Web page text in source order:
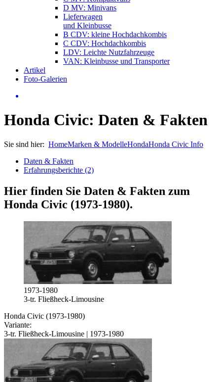
D MV: Minivans
Lieferwagen
und Kleinbusse
B CDV: kleine Hochdachkombis
C CDV: Hochdachkombis
LDV: Leichte Nutzfahrzeuge
VAN: Kleinbusse und Transporter
Artikel
Foto-Galerien
Honda Civic: Daten & Fakten
Sie sind hier: HomeMarken & ModelleHondaHonda Civic Info
Daten & Fakten
Erfahrungsberichte (2)
Hier finden Sie Daten & Fakten zum
Honda Civic (1973-1980).
1973-1980
3-tr. Fließheck-Limousine
Honda Civic (1973-1980)
Variante:
3-tr. Fließheck-Limousine | 1973-1980